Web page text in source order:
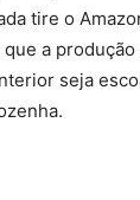
tire o
a
seja